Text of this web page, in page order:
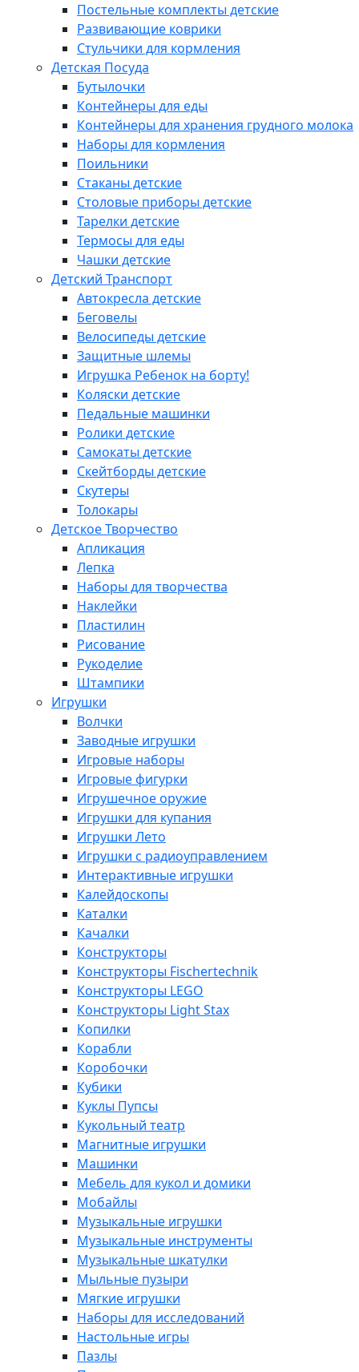
Постельные комплекты детские
Развивающие коврики
Стульчики для кормления
Детская Посуда
Бутылочки
Контейнеры для еды
Контейнеры для хранения грудного молока
Наборы для кормления
Поильники
Стаканы детские
Столовые приборы детские
Тарелки детские
Термосы для еды
Чашки детские
Детский Транспорт
Автокресла детские
Беговелы
Велосипеды детские
Защитные шлемы
Игрушка Ребенок на борту!
Коляски детские
Педальные машинки
Ролики детские
Самокаты детские
Скейтборды детские
Скутеры
Толокары
Детское Творчество
Апликация
Лепка
Наборы для творчества
Наклейки
Пластилин
Рисование
Рукоделие
Штампики
Игрушки
Волчки
Заводные игрушки
Игровые наборы
Игровые фигурки
Игрушечное оружие
Игрушки для купания
Игрушки Лето
Игрушки с радиоуправлением
Интерактивные игрушки
Калейдоскопы
Каталки
Качалки
Конструкторы
Конструкторы Fisсhertechnik
Конструкторы LEGO
Конструкторы Light Stax
Копилки
Корабли
Коробочки
Кубики
Куклы Пупсы
Кукольный театр
Магнитные игрушки
Машинки
Мебель для кукол и домики
Мобайлы
Музыкальные игрушки
Музыкальные инструменты
Музыкальные шкатулки
Мыльные пузыри
Мягкие игрушки
Наборы для исследований
Настольные игры
Пазлы